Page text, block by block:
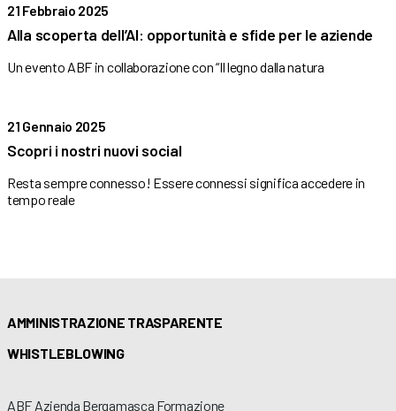
21 Febbraio 2025
Alla scoperta dell’AI: opportunità e sfide per le aziende
Un evento ABF in collaborazione con “Il legno dalla natura
21 Gennaio 2025
Scopri i nostri nuovi social
Resta sempre connesso! Essere connessi significa accedere in
tempo reale
AMMINISTRAZIONE TRASPARENTE
WHISTLEBLOWING
ABF Azienda Bergamasca Formazione